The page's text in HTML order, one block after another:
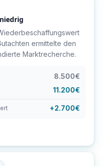
ermittelte den
Marktrecherche.
8.500€
11.200€
+2.700€